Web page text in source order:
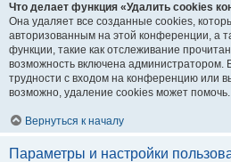
Что делает функция «Удалить cookies
Она удаляет все созданные cookies,
авторизованным на этой конференции, а
функции, такие как отслеживание
возможность включена администратором.
трудности с входом на конференцию или
возможно, удаление cookies может помочь.
Вернуться к началу
Параметры и настройки